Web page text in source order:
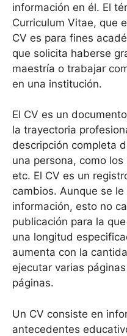
información en él. El
Curriculum Vitae, que
CV es para fines
que solicita haberse
maestría o trabajar
en una institución.
El CV es un
la trayectoria
descripción completa
una persona, como
etc. El CV es un
cambios. Aunque se
información, esto no
publicación para la
una longitud
aumenta con la
ejecutar varias
páginas.
Un CV consiste en
antecedentes